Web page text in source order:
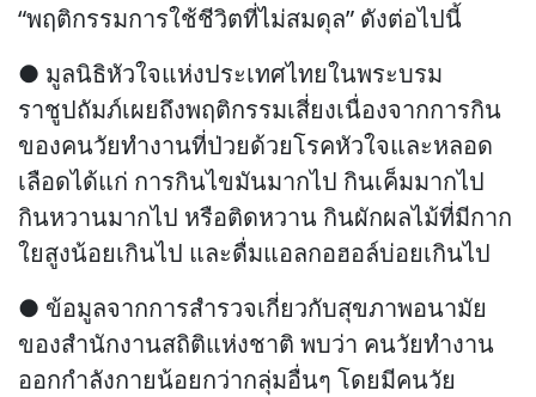
“พฤติกรรมการใช้ชีวิตที่ไม่สมดุล” ดังต่อไปนี้
● มูลนิธิหัวใจแห่งประเทศไทยในพระบรม
ราชูปถัมภ์เผยถึงพฤติกรรมเสี่ยงเนื่องจากการกิน
ของคนวัยทำงานที่ป่วยด้วยโรคหัวใจและหลอด
เลือดได้แก่ การกินไขมันมากไป กินเค็มมากไป
กินหวานมากไป หรือติดหวาน กินผักผลไม้ที่มีกาก
ใยสูงน้อยเกินไป และดื่มแอลกอฮอล์บ่อยเกินไป
● ข้อมูลจากการสำรวจเกี่ยวกับสุขภาพอนามัย
ของสำนักงานสถิติแห่งชาติ พบว่า คนวัยทำงาน
ออกกำลังกายน้อยกว่ากลุ่มอื่นๆ โดยมีคนวัย